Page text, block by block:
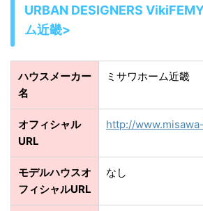
URBAN DESIGNERS
ム近畿>
ハウスメーカー
名
ミサワホーム近畿
オフィシャル
URL
http://
モデルハウスオ
フィシャルURL
なし